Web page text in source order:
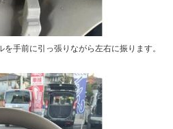
手前に引っ張りながら左右に振ります。